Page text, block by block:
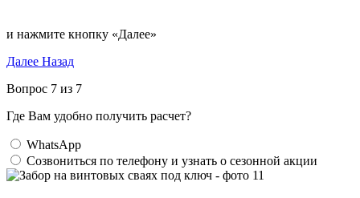
и нажмите кнопку «Далее»
Далее Назад
Вопрос 7 из 7
Где Вам удобно получить расчет?
WhatsApp
Созвониться по телефону и узнать о сезонной акции